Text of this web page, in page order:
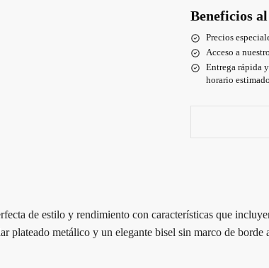
Beneficios
Precios
Acceso a
Entrega rápida
horario
de estilo y rendimiento con características que
plateado metálico y un elegante bisel sin marco de